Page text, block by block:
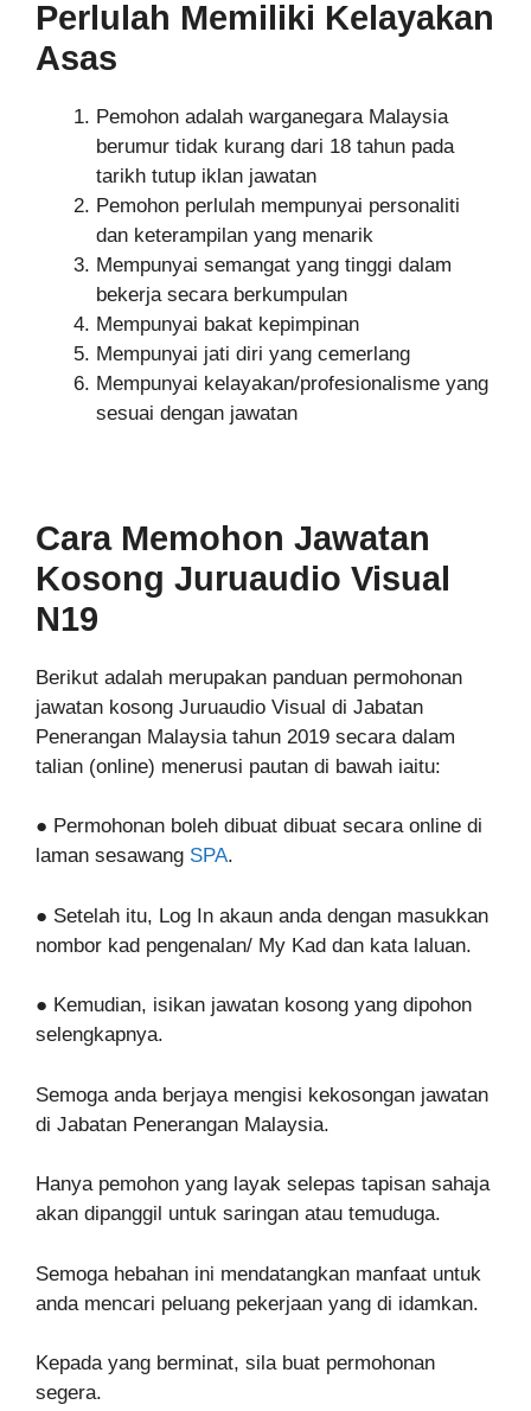
Perlulah Memiliki Kelayakan
Asas
Pemohon adalah warganegara Malaysia
berumur tidak kurang dari 18 tahun pada
tarikh tutup iklan jawatan
Pemohon perlulah mempunyai personaliti
dan keterampilan yang menarik
Mempunyai semangat yang tinggi dalam
bekerja secara berkumpulan
Mempunyai bakat kepimpinan
Mempunyai jati diri yang cemerlang
Mempunyai kelayakan/profesionalisme yang
sesuai dengan jawatan
Cara Memohon Jawatan
Kosong Juruaudio Visual
N19
Berikut adalah merupakan panduan permohonan
jawatan kosong Juruaudio Visual di Jabatan
Penerangan Malaysia tahun 2019 secara dalam
talian (online) menerusi pautan di bawah iaitu:
● Permohonan boleh dibuat dibuat secara online di
laman sesawang SPA.
● Setelah itu, Log In akaun anda dengan masukkan
nombor kad pengenalan/ My Kad dan kata laluan.
● Kemudian, isikan jawatan kosong yang dipohon
selengkapnya.
Semoga anda berjaya mengisi kekosongan jawatan
di Jabatan Penerangan Malaysia.
Hanya pemohon yang layak selepas tapisan sahaja
akan dipanggil untuk saringan atau temuduga.
Semoga hebahan ini mendatangkan manfaat untuk
anda mencari peluang pekerjaan yang di idamkan.
Kepada yang berminat, sila buat permohonan
segera.